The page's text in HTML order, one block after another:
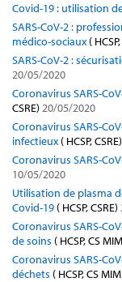
Covid-19 : utilisation
SARS-CoV-2 :
médico-sociaux (
SARS-CoV-2 :
20/05/2020
Coronavirus SARS-
CSRE) 20/05/2020
Coronavirus SARS-
infectieux ( HCSP, CSRE)
Coronavirus SARS-
10/05/2020
Utilisation de plasma
Covid-19 ( HCSP, CSRE)
Coronavirus SARS-
de soins ( HCSP, CS
Coronavirus SARS-
déchets ( HCSP, CS